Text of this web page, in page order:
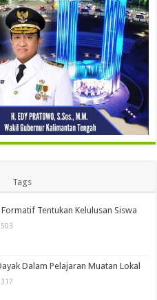
Tags
Tentukan Kelulusan Siswa
Dalam Pelajaran Muatan Lokal